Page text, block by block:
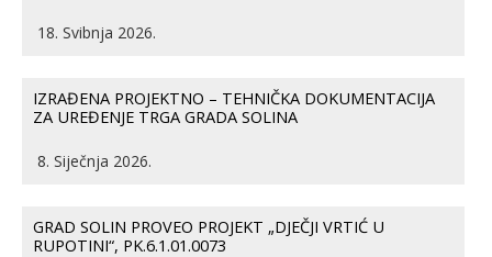
18. Svibnja 2026.
IZRAĐENA PROJEKTNO – TEHNIČKA DOKUMENTACIJA
ZA UREĐENJE TRGA GRADA SOLINA
8. Siječnja 2026.
GRAD SOLIN PROVEO PROJEKT „DJEČJI VRTIĆ U
RUPOTINI“, PK.6.1.01.0073